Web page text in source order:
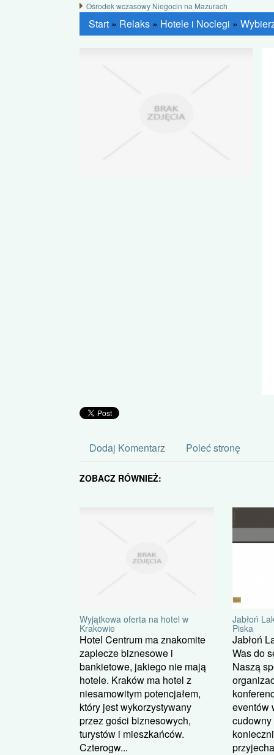
Ośrodek wczasowy Niegocin na Mazurach
Start » Relaks » Hotele i Noclegi »
Dodaj Komentarz Poleć stronę
ZOBACZ RÓWNIEŻ:
Wyjątkowa oferta na hotel w
Krakowie
Hotel Centrum ma znakomite
zaplecze biznesowe i
bankietowe, jakiego nie mają
hotele. Kraków ma hotel z
niesamowitym potencjałem,
który jest wykorzystywany
przez gości biznesowych,
turystów i mieszkańców.
Czterogw...
Jabłoń
Piska
Jabłoń
Was do
Naszą
eventów